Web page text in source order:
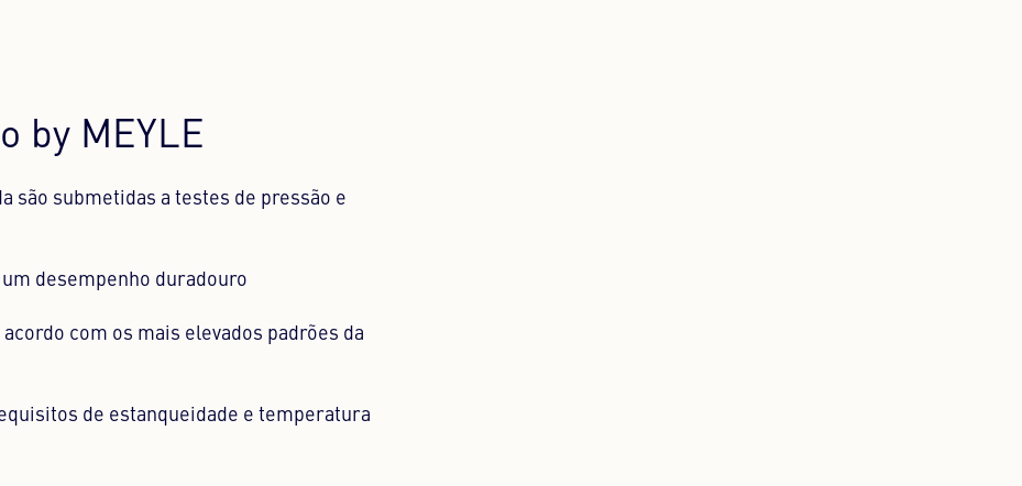
by MEYLE
são submetidas a testes de pressão e
desempenho duradouro
com os mais elevados padrões da
de estanqueidade e temperatura
4 anos de garantia
através de qualidade testada